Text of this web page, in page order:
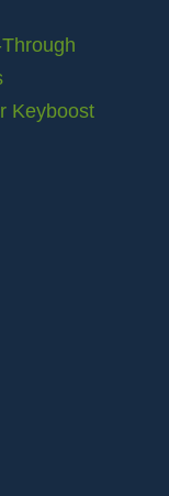
Keyboost